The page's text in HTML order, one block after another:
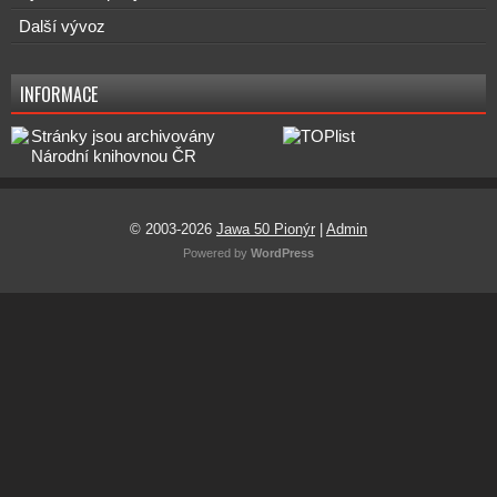
Další vývoz
INFORMACE
© 2003-2026 Jawa 50 Pionýr Admin
Powered by WordPress